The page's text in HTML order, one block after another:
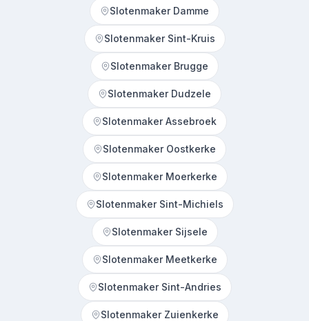
Slotenmaker Damme
Slotenmaker Sint-Kruis
Slotenmaker Brugge
Slotenmaker Dudzele
Slotenmaker Assebroek
Slotenmaker Oostkerke
Slotenmaker Moerkerke
Slotenmaker Sint-Michiels
Slotenmaker Sijsele
Slotenmaker Meetkerke
Slotenmaker Sint-Andries
Slotenmaker Zuienkerke